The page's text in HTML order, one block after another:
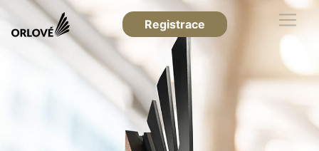
Registrace